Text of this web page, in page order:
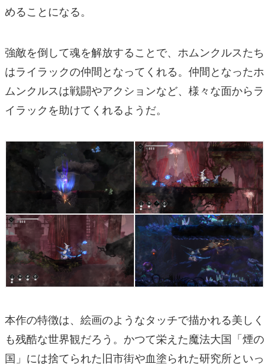
めることになる。
強敵を倒して魂を解放することで、ホムンクルスたち
はライラックの仲間となってくれる。仲間となったホ
ムンクルスは戦闘やアクションなど、様々な面からラ
イラックを助けてくれるようだ。
本作の特徴は、絵画のようなタッチで描かれる美しく
も残酷な世界観だろう。かつて栄えた魔法大国「煙の
国」には捨てられた旧市街や血塗られた研究所といっ